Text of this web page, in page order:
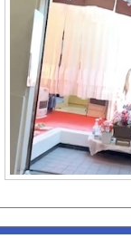
中国「大豪雨！」三峡
職場の人妻と不倫をして
韓国国会、サッカー前代
日本旅行キャンセルす
うちのネコが目の前に
【悲報】取引先専務「A
【悲報】レズ「女と付き
【画像】イオンでカップ